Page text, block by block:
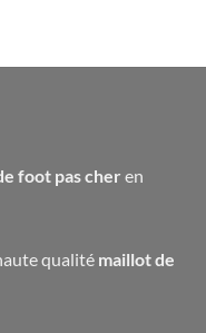
foot pas cher en
qualité maillot de